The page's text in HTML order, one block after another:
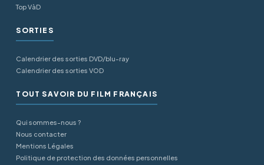
Top VàD
SORTIES
Calendrier des sorties DVD/blu-ray
Calendrier des sorties VOD
TOUT SAVOIR DU FILM FRANÇAIS
Qui sommes-nous ?
Nous contacter
Mentions Légales
Politique de protection des données personnelles